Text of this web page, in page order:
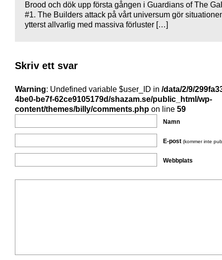
Brood och dök upp första gången i Guardians of The
#1. The Builders attack på vårt universum gör
ytterst allvarlig med massiva förluster […]
Skriv ett svar
Warning: Undefined variable $user_ID in /data/2/9/
4be0-be7f-62ce9105179d/shazam.se/public_html/wp-
content/themes/billy/comments.php on line 59
Namn
E-post (kommer inte
Webbplats